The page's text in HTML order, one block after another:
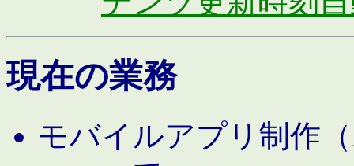
現在の業務
モバイルアプリ制作